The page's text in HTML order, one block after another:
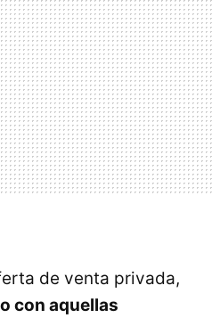
de venta privada,
con aquellas